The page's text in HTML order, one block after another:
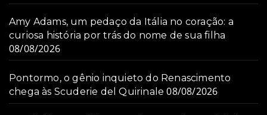
Amy Adams, um pedaço da Itália no coração: a
curiosa história por trás do nome de sua filha
08/08/2026
Pontormo, o gênio inquieto do Renascimento
chega às Scuderie del Quirinale 08/08/2026